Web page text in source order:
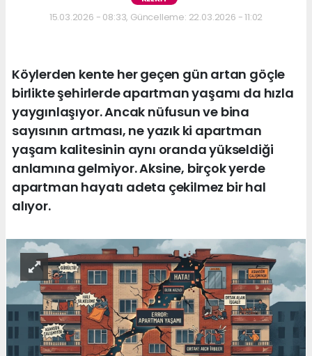
15.03.2026 - 08:33, Güncelleme: 22.03.2026 - 11:02
Köylerden kente her geçen gün artan göçle
birlikte şehirlerde apartman yaşamı da hızla
yaygınlaşıyor. Ancak nüfusun ve bina
sayısının artması, ne yazık ki apartman
yaşam kalitesinin aynı oranda yükseldiği
anlamına gelmiyor. Aksine, birçok yerde
apartman hayatı adeta çekilmez bir hal
alıyor.